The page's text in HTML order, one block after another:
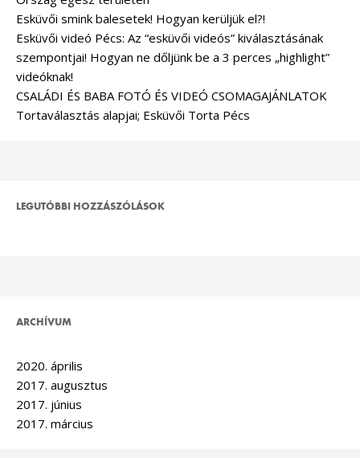
Esküvői smink balesetek! Hogyan kerüljük el?!
Esküvői videó Pécs: Az “esküvői videós” kiválasztásának
szempontjai! Hogyan ne dőljünk be a 3 perces „highlight”
videóknak!
CSALÁDI ÉS BABA FOTÓ ÉS VIDEÓ CSOMAGAJÁNLATOK
Tortaválasztás alapjai; Esküvői Torta Pécs
LEGUTÓBBI HOZZÁSZÓLÁSOK
ARCHÍVUM
2020. április
2017. augusztus
2017. június
2017. március